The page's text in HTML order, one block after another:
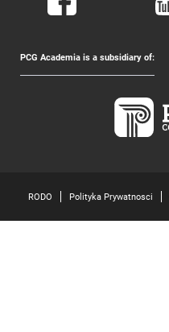
PCG Academia is a subsidiary of:
RODO Polityka Prywatnosci